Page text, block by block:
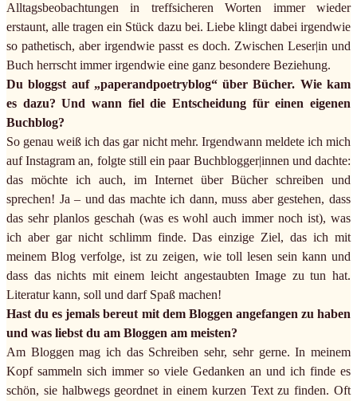
Alltagsbeobachtungen in treffsicheren Worten immer wieder
erstaunt, alle tragen ein Stück dazu bei. Liebe klingt dabei irgendwie
so pathetisch, aber irgendwie passt es doch. Zwischen Leser|in und
Buch herrscht immer irgendwie eine ganz besondere Beziehung.
Du bloggst auf „paperandpoetryblog“ über Bücher. Wie kam
es dazu? Und wann fiel die Entscheidung für einen eigenen
Buchblog?
So genau weiß ich das gar nicht mehr. Irgendwann meldete ich mich
auf Instagram an, folgte still ein paar Buchblogger|innen und dachte:
das möchte ich auch, im Internet über Bücher schreiben und
sprechen! Ja – und das machte ich dann, muss aber gestehen, dass
das sehr planlos geschah (was es wohl auch immer noch ist), was
ich aber gar nicht schlimm finde. Das einzige Ziel, das ich mit
meinem Blog verfolge, ist zu zeigen, wie toll lesen sein kann und
dass das nichts mit einem leicht angestaubten Image zu tun hat.
Literatur kann, soll und darf Spaß machen!
Hast du es jemals bereut mit dem Bloggen angefangen zu haben
und was liebst du am Bloggen am meisten?
Am Bloggen mag ich das Schreiben sehr, sehr gerne. In meinem
Kopf sammeln sich immer so viele Gedanken an und ich finde es
schön, sie halbwegs geordnet in einem kurzen Text zu finden. Oft